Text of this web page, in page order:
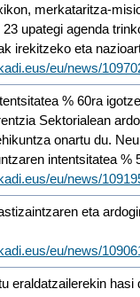
merkataritza-
upategi agenda
irekitzeko eta
eu/news/
% 60ra
Sektorialean
onartu du.
intentsitatea %
eu/news/
eta
eu/news/
eraldatzailerekin